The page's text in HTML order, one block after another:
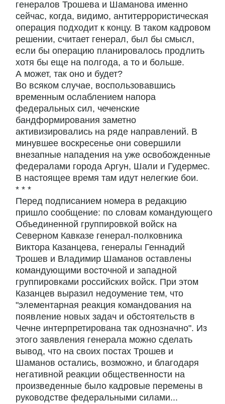
генералов Трошева и Шаманова именно
сейчас, когда, видимо, антитеррористическая
операция подходит к концу. В таком кадровом
решении, считает генерал, был бы смысл,
если бы операцию планировалось продлить
хотя бы еще на полгода, а то и больше.
А может, так оно и будет?
Во всяком случае, воспользовавшись
временным ослаблением напора
федеральных сил, чеченские
бандформирования заметно
активизировались на ряде направлений. В
минувшее воскресенье они совершили
внезапные нападения на уже освобожденные
федералами города Аргун, Шали и Гудермес.
В настоящее время там идут нелегкие бои.
* * *
Перед подписанием номера в редакцию
пришло сообщение: по словам командующего
Объединенной группировкой войск на
Северном Кавказе генерал-полковника
Виктора Казанцева, генералы Геннадий
Трошев и Владимир Шаманов оставлены
командующими восточной и западной
группировками российских войск. При этом
Казанцев выразил недоумение тем, что
"элементарная реакция командования на
появление новых задач и обстоятельств в
Чечне интерпретирована так однозначно". Из
этого заявления генерала можно сделать
вывод, что на своих постах Трошев и
Шаманов остались, возможно, и благодаря
негативной реакции общественности на
произведенные было кадровые перемены в
руководстве федеральными силами...